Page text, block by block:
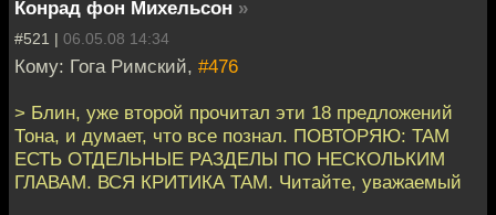
Конрад фон Михельсон »
#521 | 06.05.08 14:34
Кому: Гога Римский, #476
> Блин, уже второй прочитал эти 18 предложений
Тона, и думает, что все познал. ПОВТОРЯЮ: ТАМ
ЕСТЬ ОТДЕЛЬНЫЕ РАЗДЕЛЫ ПО НЕСКОЛЬКИМ
ГЛАВАМ. ВСЯ КРИТИКА ТАМ. Читайте, уважаемый